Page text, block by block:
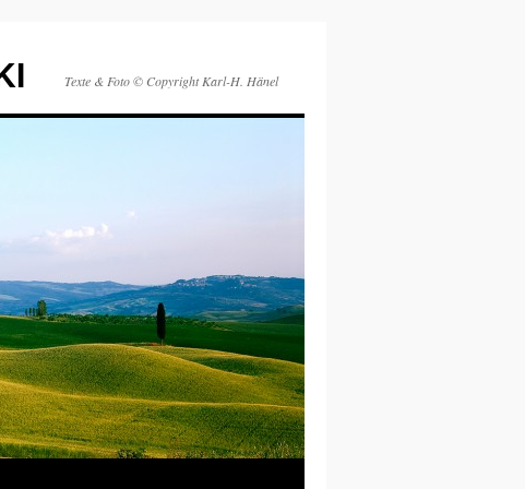
Texte & Foto © Copyright Karl-H. Hänel